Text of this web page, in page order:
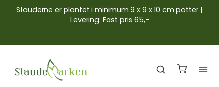
Stauderne er plantet i minimum 9 x 9 x 10 cm potter |
Levering: Fast pris 65,-